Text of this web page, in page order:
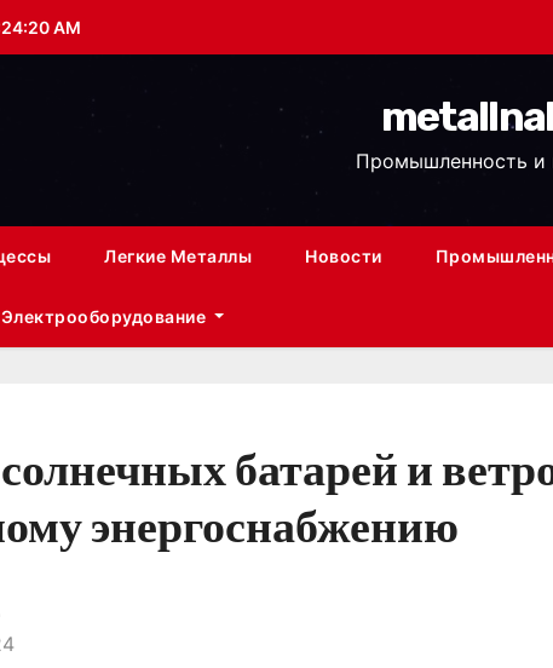
AM
Промышленность и
Легкие Металлы Новости
Электрооборудование
батарей и
энергоснабжению